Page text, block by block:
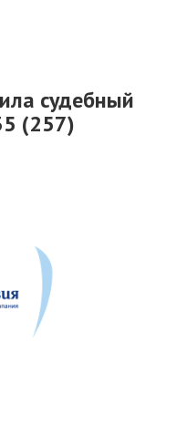
судебный
(257)